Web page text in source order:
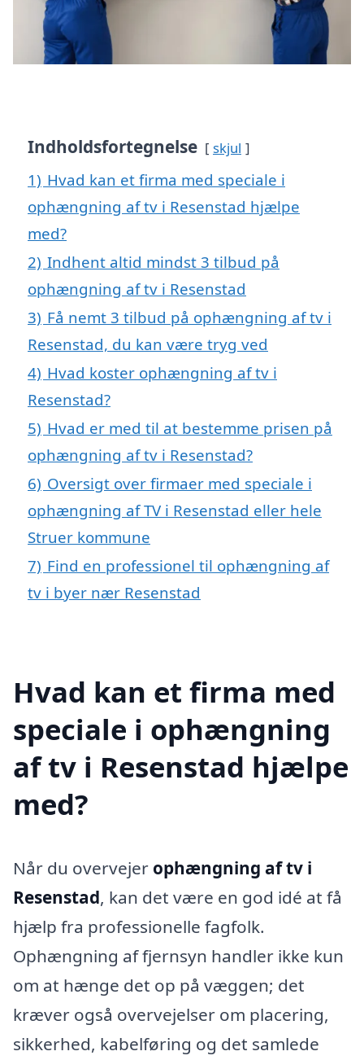
Indholdsfortegnelse skjul
1) Hvad kan et firma med speciale i
ophængning af tv i Resenstad hjælpe
med?
2) Indhent altid mindst 3 tilbud på
ophængning af tv i Resenstad
3) Få nemt 3 tilbud på ophængning af tv i
Resenstad, du kan være tryg ved
4) Hvad koster ophængning af tv i
Resenstad?
5) Hvad er med til at bestemme prisen på
ophængning af tv i Resenstad?
6) Oversigt over firmaer med speciale i
ophængning af TV i Resenstad eller hele
Struer kommune
7) Find en professionel til ophængning af
tv i byer nær Resenstad
Hvad kan et firma med
speciale i ophængning
af tv i Resenstad hjælpe
med?
Når du overvejer ophængning af tv i
Resenstad, kan det være en god idé at få
hjælp fra professionelle fagfolk.
Ophængning af fjernsyn handler ikke kun
om at hænge det op på væggen; det
kræver også overvejelser om placering,
sikkerhed, kabelføring og det samlede